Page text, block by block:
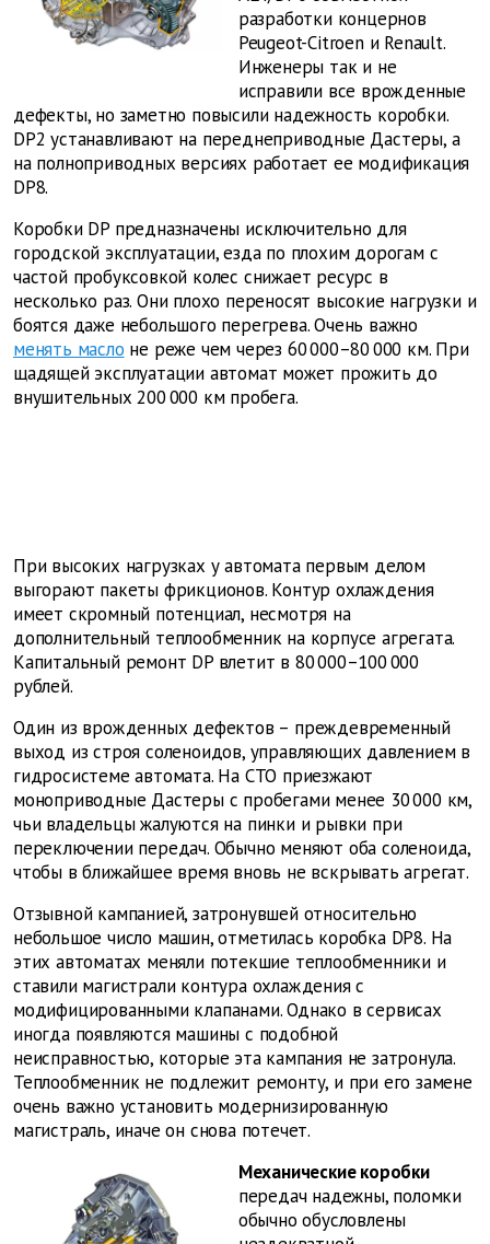
разработки концернов
Peugeot-Citroen и Renault.
Инженеры так и не
исправили все врожденные
дефекты, но заметно повысили надежность коробки.
DP2 устанавливают на переднеприводные Дастеры, а
на полноприводных версиях работает ее модификация
DP8.
Коробки DP предназначены исключительно для
городской эксплуатации, езда по плохим дорогам с
частой пробуксовкой колес снижает ресурс в
несколько раз. Они плохо переносят высокие нагрузки и
боятся даже небольшого перегрева. Очень важно
менять масло не реже чем через 60 000–80 000 км. При
щадящей эксплуатации автомат может прожить до
внушительных 200 000 км пробега.
При высоких нагрузках у автомата первым делом
выгорают пакеты фрикционов. Контур охлаждения
имеет скромный потенциал, несмотря на
дополнительный теплообменник на корпусе агрегата.
Капитальный ремонт DP влетит в 80 000–100 000
рублей.
Один из врожденных дефектов – преждевременный
выход из строя соленоидов, управляющих давлением в
гидросистеме автомата. На СТО приезжают
моноприводные Дастеры с пробегами менее 30 000 км,
чьи владельцы жалуются на пинки и рывки при
переключении передач. Обычно меняют оба соленоида,
чтобы в ближайшее время вновь не вскрывать агрегат.
Отзывной кампанией, затронувшей относительно
небольшое число машин, отметилась коробка DP8. На
этих автоматах меняли потекшие теплообменники и
ставили магистрали контура охлаждения с
модифицированными клапанами. Однако в сервисах
иногда появляются машины с подобной
неисправностью, которые эта кампания не затронула.
Теплообменник не подлежит ремонту, и при его замене
очень важно установить модернизированную
магистраль, иначе он снова потечет.
Механические коробки
передач надежны, поломки
обычно обусловлены